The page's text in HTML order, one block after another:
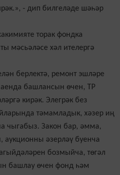
- дип билгеләде шәһәр
торак фондка
мәсьәләсе хәл ителергә
берлектә, ремонт эшләре
аенда башлансын өчен, ТР
кирәк. Элегрәк без
тәмамладык, хәзер иң
чыгабыз. Закон бар, әмма,
аукционны әзерләү буенча
бозмыйча, төгәл
башлау өчен фонд һәм